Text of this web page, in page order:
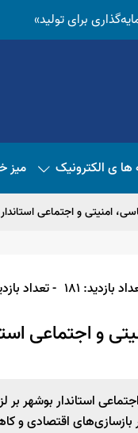
برای تولید»
ها ی الکترونیک میز
امنیتی و اجتماعی
بازدید: 181 - تعداد
و اجتماعی
استاندار بوشهر
بازسازی‌های اقتصادی